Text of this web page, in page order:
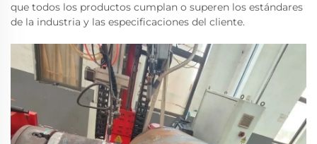
que todos los productos cumplan o superen los estándares
de la industria y las especificaciones del cliente.